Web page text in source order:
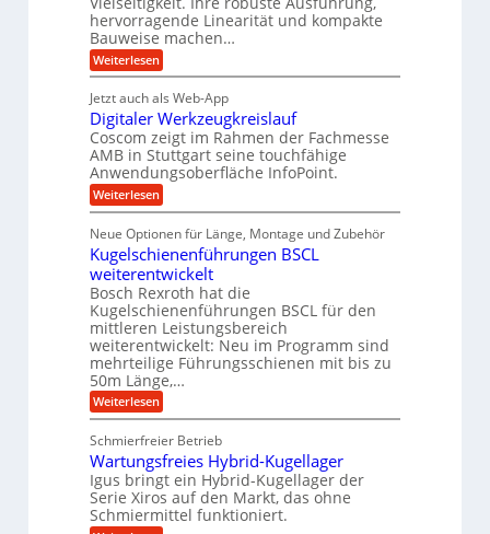
r
i
e
b
e
f
ü
r
r
a
e
U
m
g
e
b
u
n
g
n
f
t
r
a
g
s
e
i
n
g
a
n
g
w
e
n
i
g
e
r
S
t
e
l
e
n
g
e
n
g
e
t
r
i
e
b
e
f
ü
r
r
ä
z
i
s
e
H
u
b
b
e
w
e
g
u
n
g
e
n
hervorragende Linearität und kompakte
Bauweise machen…
Weiterlesen:
P
ä
z
i
s
i
o
n
f
r
A
u
t
o
m
o
t
i
v
e
u
n
d
M
a
s
c
h
Jetzt auch als Web-App
Digitaler Werkzeugkreislauf
Coscom zeigt im Rahmen der Fachmesse
AMB in Stuttgart seine touchfähige
Anwendungsoberfläche InfoPoint.
Weiterlesen:
D
g
i
t
a
l
e
r
W
e
r
k
z
e
u
g
k
r
e
i
s
Neue Optionen für Länge, Montage und Zubehör
Kugelschienenführungen BSCL
weiterentwickelt
Bosch Rexroth hat die
Kugelschienenführungen BSCL für den
mittleren Leistungsbereich
weiterentwickelt: Neu im Programm sind
mehrteilige Führungsschienen mit bis zu
50m Länge,…
Weiterlesen:
K
g
e
l
s
c
h
Schmierfreier Betrieb
Wartungsfreies Hybrid-Kugellager
Igus bringt ein Hybrid-Kugellager der
Serie Xiros auf den Markt, das ohne
Schmiermittel funktioniert.